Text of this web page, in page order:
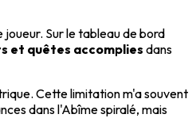
Sur le tableau de bord
et quêtes accompliesdans
Cette limitation m'a souvent
dans l'Abîme spiralé, mais